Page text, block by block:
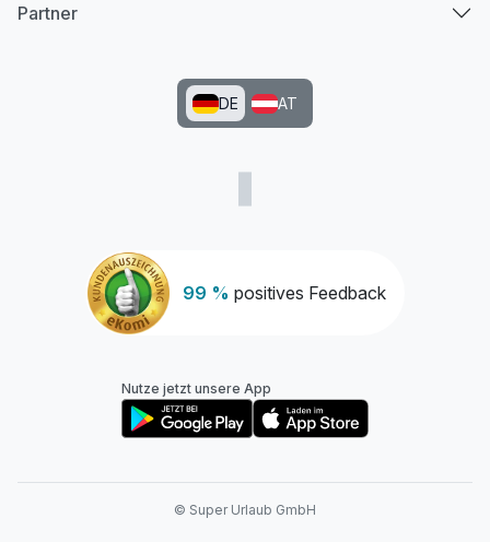
99 % positives Feedback
Partner
DE AT
Nutze jetzt unsere App
© Super Urlaub GmbH